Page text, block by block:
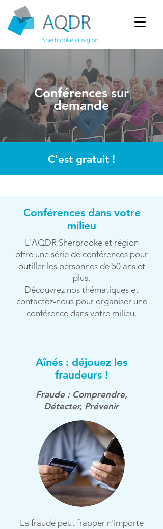
Conférences sur
demande
C'est gratuit !
Conférences dans votre
milieu
L'AQDR Sherbrooke et région
offre une série de conférences pour
outiller les personnes de 50 ans et
plus.
Découvrez nos thématiques et
contactez-nouspour organiser une
conférence dans votre milieu.
Aînés : déjouez les
fraudeurs !
Fraude : Comprendre,
Détecter, Prévenir
La fraude peut frapper n'importe